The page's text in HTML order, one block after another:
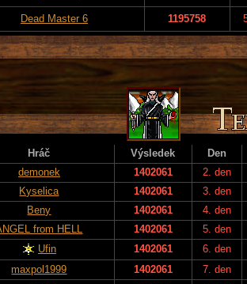
Dead Master 6 1195758
Hráč Výsledek
Den
demonek 1402061
2. den
Kyselica 1402061
3. den
Beny 1402061
4. den
from HELL 1402061
5. den
Ufin 1402061
6. den
maxpol1999 1402061
7. den